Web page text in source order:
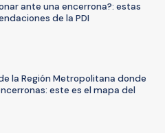
ante una encerrona?: estas
de la PDI
la Región Metropolitana donde
este es el mapa del